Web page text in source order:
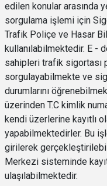
edilen konular arasında
sorgulama işlemi için
Trafik Poliçe ve Hasar
kullanılabilmektedir. E -
sahipleri trafik sigortası
sorgulayabilmekte ve
durumlarını
üzerinden T.C kimlik
kendi üzerlerine kayıtlı
yapabilmektedirler. Bu
girilerek
Merkezi sisteminde
ulaşılabilmektedir.